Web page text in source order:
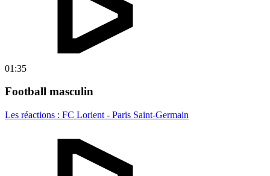
01:35
Football masculin
Les réactions : FC Lorient - Paris Saint-Germain